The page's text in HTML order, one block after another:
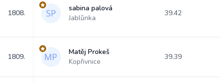
1808.
sabina palová
Jablůnka
39.42
1809.
Matěj Prokeš
Kopřivnice
39.39